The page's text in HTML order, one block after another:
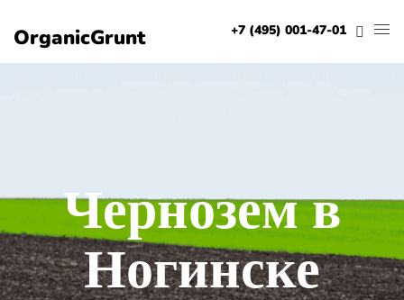
OrganicGrunt +7 (495) 001-47-01
Чернозем в
Ногинске